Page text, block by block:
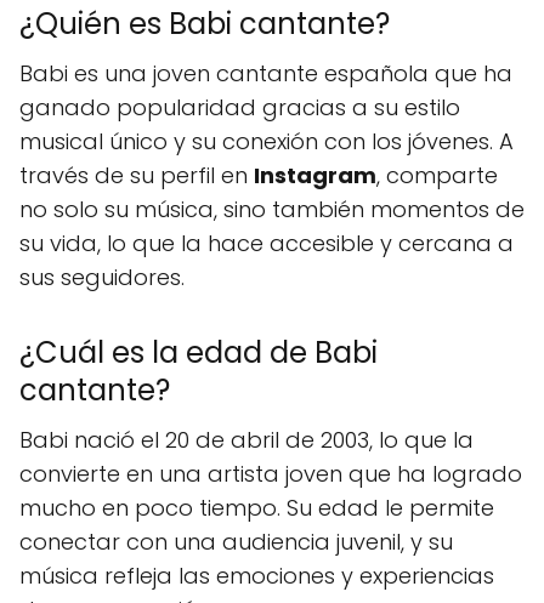
¿Quién es Babi cantante?
Babi es una joven cantante española que ha
ganado popularidad gracias a su estilo
musical único y su conexión con los jóvenes. A
través de su perfil en Instagram, comparte
no solo su música, sino también momentos de
su vida, lo que la hace accesible y cercana a
sus seguidores.
¿Cuál es la edad de Babi
cantante?
Babi nació el 20 de abril de 2003, lo que la
convierte en una artista joven que ha logrado
mucho en poco tiempo. Su edad le permite
conectar con una audiencia juvenil, y su
música refleja las emociones y experiencias